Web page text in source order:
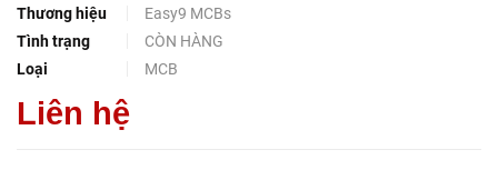
Thương hiệu
Easy9 MCBs
Tình trạng
CÒN HÀNG
Loại
MCB
Liên hệ